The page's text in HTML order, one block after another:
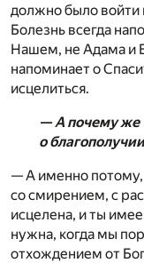
должно было войти
Болезнь всегда
Нашем, не Адама и
напоминает о
исцелиться.
— А почему же
о
— А именно потому,
со смирением, с
исцелена, и ты
нужна, когда мы
отхождением от